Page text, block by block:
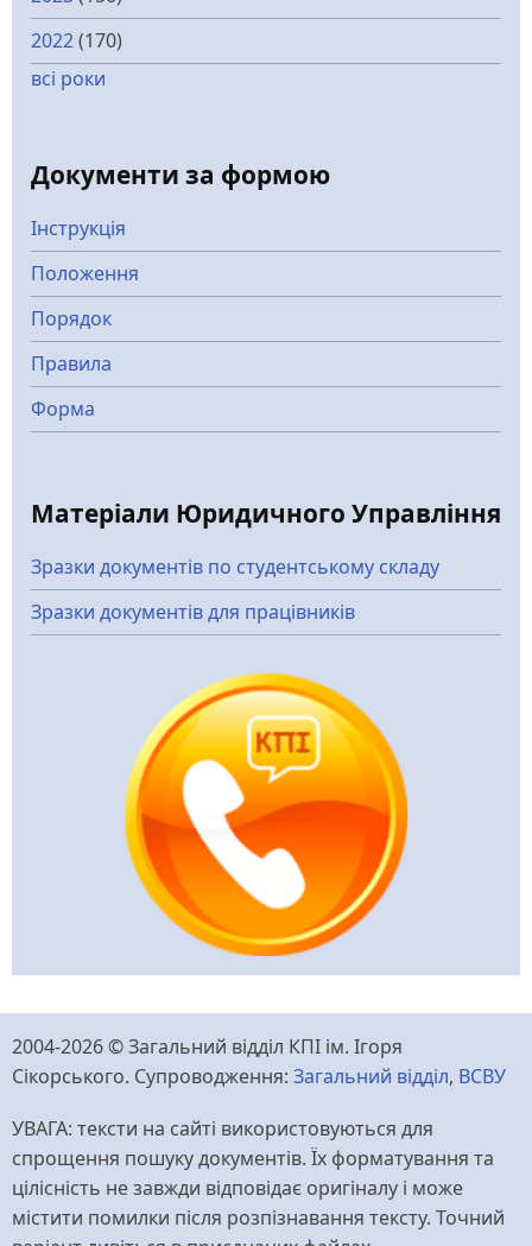
2022(170)
всі роки
Документи за формою
Інструкція
Положення
Порядок
Правила
Форма
Матеріали Юридичного Управління
Зразки документів по студентському складу
Зразки документів для працівників
2004-2026 © Загальний відділ КПІ ім. Ігоря
Сікорського. Супроводження: Загальний відділ, ВСВУ
УВАГА: тексти на сайті використовуються для
спрощення пошуку документів. Їх форматування та
цілісність не завжди відповідає оригіналу і може
містити помилки після розпізнавання тексту. Точний